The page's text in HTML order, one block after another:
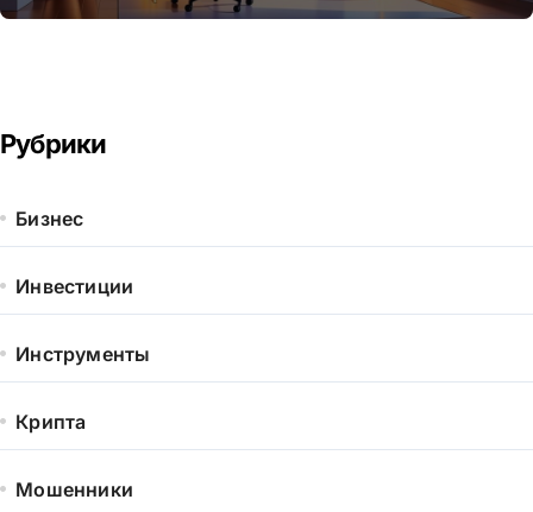
Рубрики
Бизнес
Инвестиции
Инструменты
Крипта
Мошенники